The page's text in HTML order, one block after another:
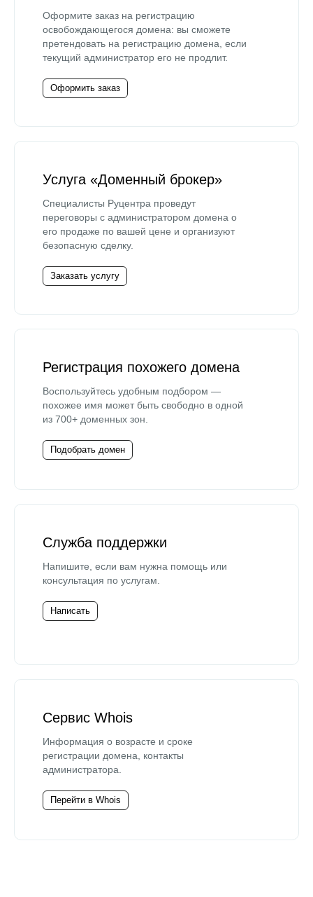
Оформите заказ на регистрацию
освобождающегося домена: вы сможете
претендовать на регистрацию домена, если
текущий администратор его не продлит.
Оформить заказ
Услуга «Доменный брокер»
Специалисты Руцентра проведут
переговоры с администратором домена о
его продаже по вашей цене и организуют
безопасную сделку.
Заказать услугу
Регистрация похожего домена
Воспользуйтесь удобным подбором —
похожее имя может быть свободно в одной
из 700+ доменных зон.
Подобрать домен
Служба поддержки
Напишите, если вам нужна помощь или
консультация по услугам.
Написать
Сервис Whois
Информация о возрасте и сроке
регистрации домена, контакты
администратора.
Перейти в Whois